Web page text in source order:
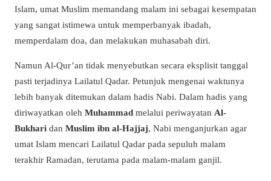
Islam, umat Muslim memandang malam ini sebagai kesempatan
yang sangat istimewa untuk memperbanyak ibadah,
memperdalam doa, dan melakukan muhasabah diri.
Namun Al-Qur’an tidak menyebutkan secara eksplisit tanggal
pasti terjadinya Lailatul Qadar. Petunjuk mengenai waktunya
lebih banyak ditemukan dalam hadis Nabi. Dalam hadis yang
diriwayatkan oleh Muhammad melalui periwayatan Al-
Bukhari dan Muslim ibn al-Hajjaj, Nabi menganjurkan agar
umat Islam mencari Lailatul Qadar pada sepuluh malam
terakhir Ramadan, terutama pada malam-malam ganjil.